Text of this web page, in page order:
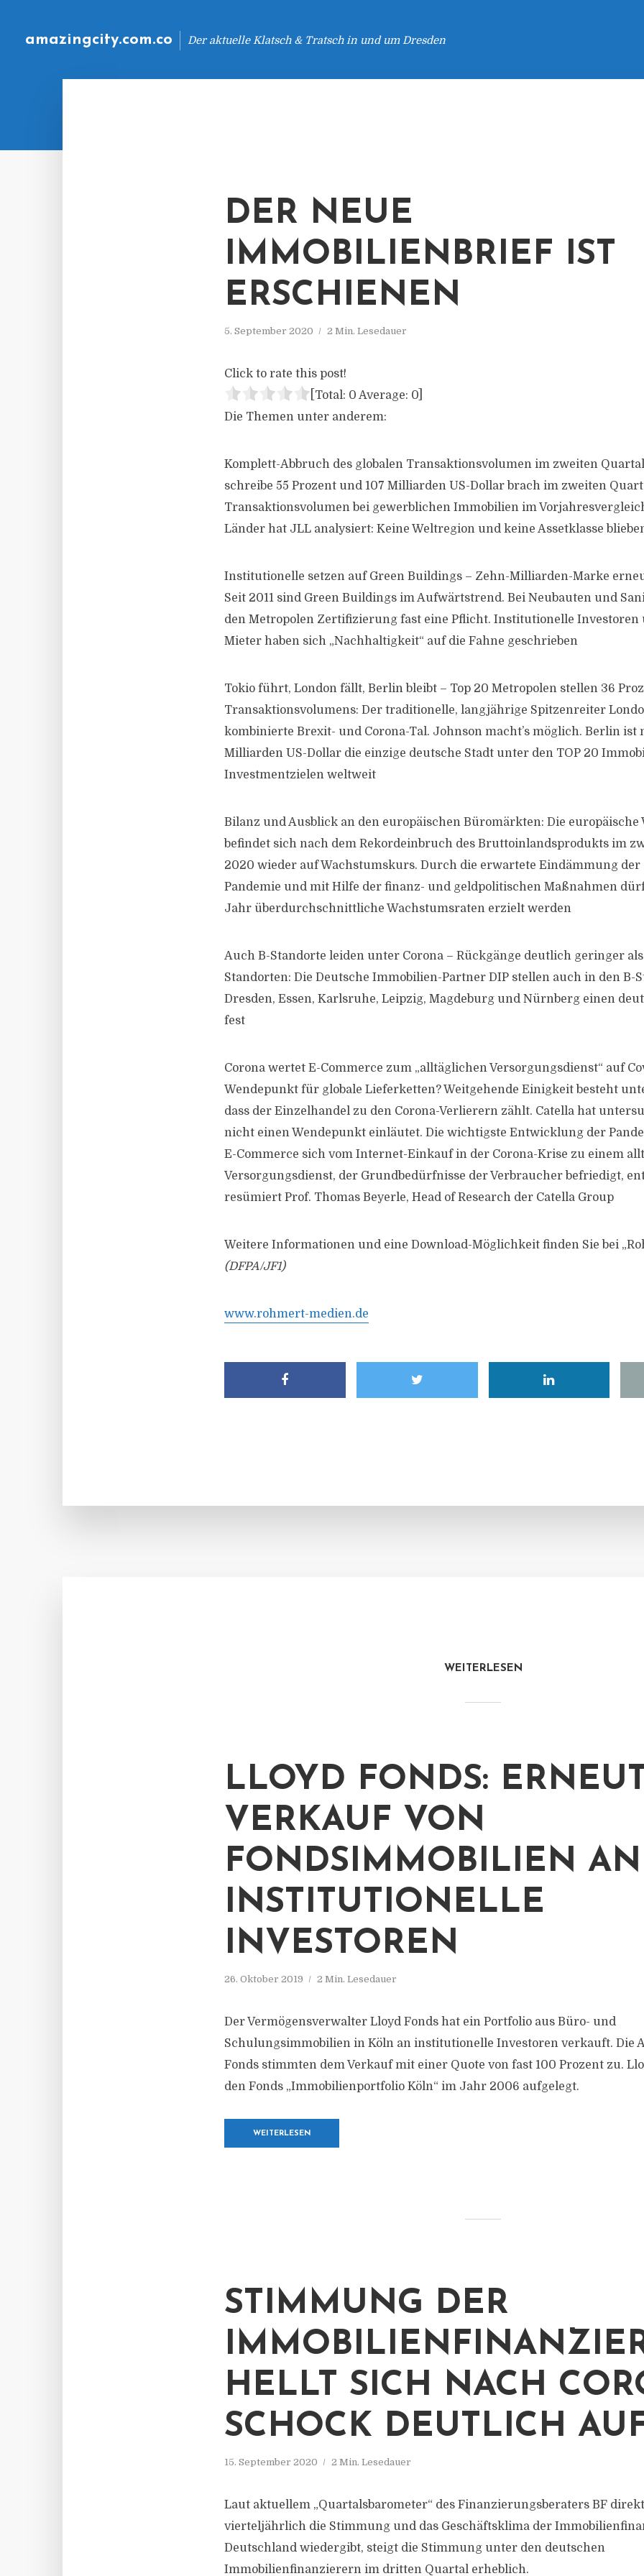
amazingcity.com.co Der aktuelle Klatsch & Tratsch in und um Dresden
DER NEUE
IMMOBILIENBRIEF IST
ERSCHIENEN
5. September 2020 2 Min. Lesedauer
Click to rate this post!
[Total: 0 Average: 0
Die Themen unter anderem:
Komplett-Abbruch des globalen Transaktionsvolumen im zweiten
schreibe 55 Prozent und 107 Milliarden US-Dollar brach im zweiten
Transaktionsvolumen bei gewerblichen Immobilien im
Länder hat JLL analysiert: Keine Weltregion und keine Assetklasse
Institutionelle setzen auf Green Buildings – Zehn-Milliarden-Marke
Seit 2011 sind Green Buildings im Aufwärtstrend. Bei Neubauten und
den Metropolen Zertifizierung fast eine Pflicht. Institutionelle Investoren
Mieter haben sich „Nachhaltigkeit“ auf die Fahne geschrieben
Tokio führt, London fällt, Berlin bleibt – Top 20 Metropolen stellen 36
Transaktionsvolumens: Der traditionelle, langjährige Spitzenreiter
kombinierte Brexit- und Corona-Tal. Johnson macht’s möglich. Berlin ist
Milliarden US-Dollar die einzige deutsche Stadt unter den TOP 20
Investmentzielen weltweit
Bilanz und Ausblick an den europäischen Büromärkten: Die
befindet sich nach dem Rekordeinbruch des Bruttoinlandsprodukts im
2020 wieder auf Wachstumskurs. Durch die erwartete Eindämmung der
Pandemie und mit Hilfe der finanz- und geldpolitischen Maßnahmen
Jahr überdurchschnittliche Wachstumsraten erzielt werden
Auch B-Standorte leiden unter Corona – Rückgänge deutlich geringer
Standorten: Die Deutsche Immobilien-Partner DIP stellen auch in den B-
Dresden, Essen, Karlsruhe, Leipzig, Magdeburg und Nürnberg einen
fest
Corona wertet E-Commerce zum „alltäglichen Versorgungsdienst“ auf
Wendepunkt für globale Lieferketten? Weitgehende Einigkeit besteht
dass der Einzelhandel zu den Corona-Verlierern zählt. Catella hat
nicht einen Wendepunkt einläutet. Die wichtigste Entwicklung der
E-Commerce sich vom Internet-Einkauf in der Corona-Krise zu einem
Versorgungsdienst, der Grundbedürfnisse der Verbraucher befriedigt,
resümiert Prof. Thomas Beyerle, Head of Research der Catella Group
Weitere Informationen und eine Download-Möglichkeit finden Sie bei
(DFPA/JF1)
www.rohmert-medien.de
WEITERLESEN
LLOYD FONDS:
VERKAUF VON
FONDSIMMOBILIEN AN
INSTITUTIONELLE
INVESTOREN
26. Oktober 2019 2 Min. Lesedauer
Der Vermögensverwalter Lloyd Fonds hat ein Portfolio aus Büro- und
Schulungsimmobilien in Köln an institutionelle Investoren verkauft. Die
Fonds stimmten dem Verkauf mit einer Quote von fast 100 Prozent zu.
den Fonds „Immobilienportfolio Köln“ im Jahr 2006 aufgelegt.
WEITERLESEN
STIMMUNG DER
HELLT SICH NACH
SCHOCK DEUTLICH
15. September 2020 2 Min. Lesedauer
Laut aktuellem „Quartalsbarometer“ des Finanzierungsberaters BF
vierteljährlich die Stimmung und das Geschäftsklima der
Deutschland wiedergibt, steigt die Stimmung unter den deutschen
Immobilienfinanzierern im dritten Quartal erheblich.